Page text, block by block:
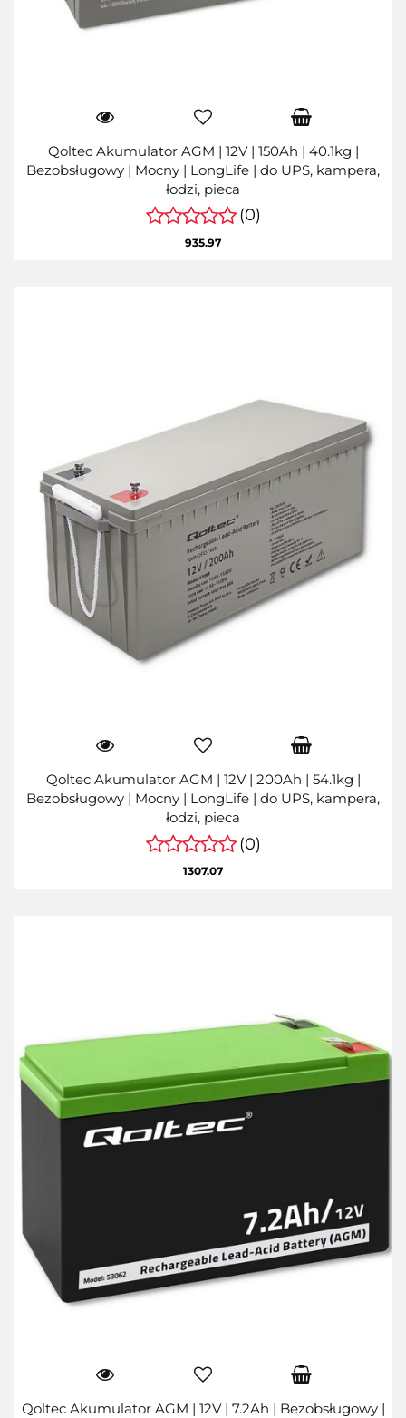
Qoltec Akumulator AGM | 12V | 150Ah | 40.1kg |
Bezobsługowy | Mocny | LongLife | do UPS, kampera,
łodzi, pieca
(0)
935.97
Qoltec Akumulator AGM | 12V | 200Ah | 54.1kg |
Bezobsługowy | Mocny | LongLife | do UPS, kampera,
łodzi, pieca
(0)
1307.07
Qoltec Akumulator AGM | 12V | 7.2Ah | Bezobsługowy |